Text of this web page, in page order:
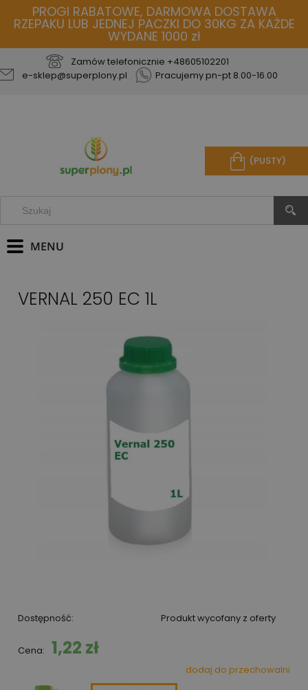
PROGI RABATOWE, DARMOWA DOSTAWA
RZEPAKU LUB JEDNEJ PACZKI DO 30KG ZA KAŻDE
WYDANE 1000 zł
Zamów telefonicznie +48605102201
e-sklep@superplony.pl
Pracujemy pn-pt 8.00-16.00
(PUSTY)
VERNAL 250 EC 1L
Dostępność: Produkt wycofany z oferty
Cena: 1,22 zł
dodaj do przechowalni